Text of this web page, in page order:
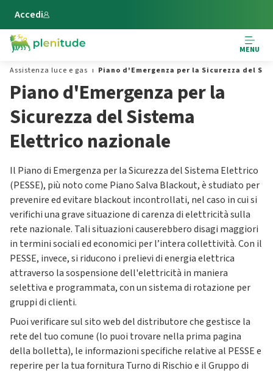
Vai al contenuto principale
Accedi
MENU
Assistenza luce e gas
Piano d'Emergenza per la Sicurezza del
Piano d'Emergenza per la
Sicurezza del Sistema
Elettrico nazionale
Il Piano di Emergenza per la Sicurezza del Sistema Elettrico
(PESSE), più noto come Piano Salva Blackout, è studiato per
prevenire ed evitare blackout incontrollati, nel caso in cui si
verifichi una grave situazione di carenza di elettricità sulla
rete nazionale. Tali situazioni causerebbero disagi maggiori
in termini sociali ed economici per l’intera collettività. Con il
PESSE, invece, si riducono i prelievi di energia elettrica
attraverso la sospensione dell'elettricità in maniera
selettiva e programmata, con un sistema di rotazione per
gruppi di clienti.
Puoi verificare sul sito web del distributore che gestisce la
rete del tuo comune (lo puoi trovare nella prima pagina
della bolletta), le informazioni specifiche relative al PESSE e
reperire per la tua fornitura Turno di Rischio e il Gruppo di